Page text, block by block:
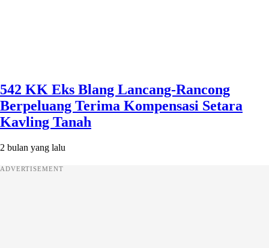
542 KK Eks Blang Lancang-Rancong
Berpeluang Terima Kompensasi Setara
Kavling Tanah
2 bulan yang lalu
ADVERTISEMENT